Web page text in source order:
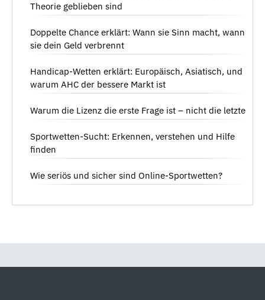
Theorie geblieben sind
Doppelte Chance erklärt: Wann sie Sinn macht, wann
sie dein Geld verbrennt
Handicap-Wetten erklärt: Europäisch, Asiatisch, und
warum AHC der bessere Markt ist
Warum die Lizenz die erste Frage ist – nicht die letzte
Sportwetten-Sucht: Erkennen, verstehen und Hilfe
finden
Wie seriös und sicher sind Online-Sportwetten?